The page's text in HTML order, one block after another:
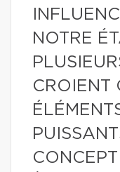
NOTRE
CROIENT